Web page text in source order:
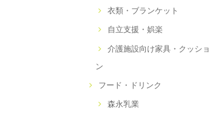
衣類・ブランケット
自立支援・娯楽
介護施設向け家具・クッショ
ン
フード・ドリンク
森永乳業